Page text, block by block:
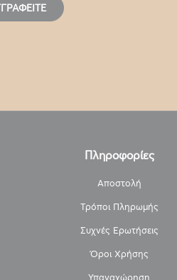
Πληροφορίες
Αποστολή
Τρόποι Πληρωμής
Συχνές Ερωτήσεις
Όροι Χρήσης
Υπαναχώρηση